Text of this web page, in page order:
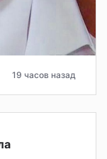
19 часов назад